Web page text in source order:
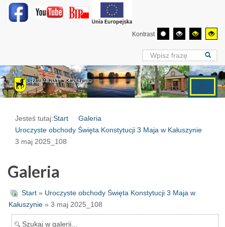
Kontrast
Jesteś tutaj:Start
Galeria
Uroczyste obchody Święta Konstytucji 3 Maja w Kałuszynie
3 maj 2025_108
Galeria
Start » Uroczyste obchody Święta Konstytucji 3 Maja w
Kałuszynie » 3 maj 2025_108